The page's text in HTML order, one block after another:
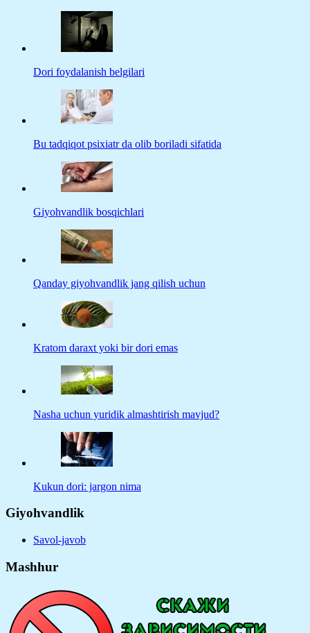
Dori foydalanish belgilari
Bu tadqiqot psixiatr da olib boriladi sifatida
Giyohvandlik bosqichlari
Qanday giyohvandlik jang qilish uchun
Kratom daraxt yoki bir dori emas
Nasha uchun yuridik almashtirish mavjud?
Kukun dori: jargon nima
Giyohvandlik
Savol-javob
Mashhur